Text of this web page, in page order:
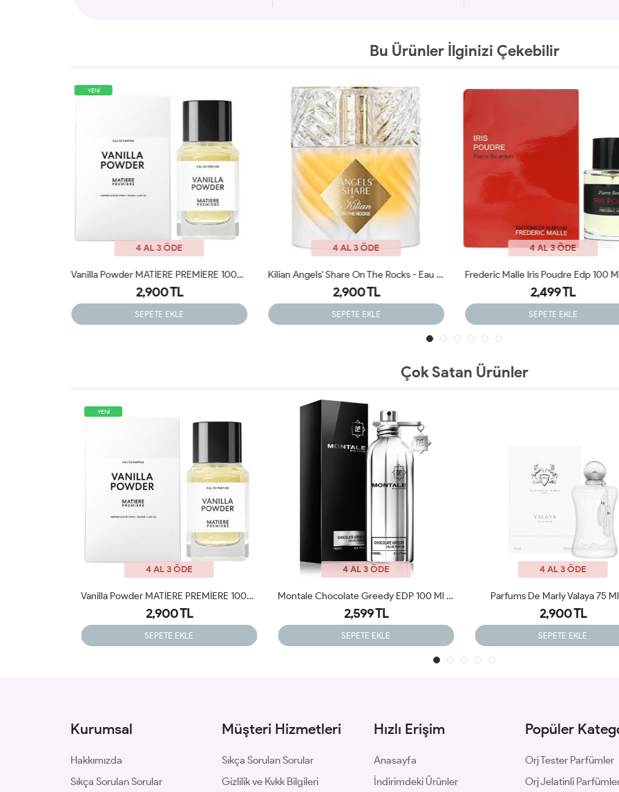
Bu Ürünler İlginizi Çekebilir
4 AL 3 ÖDE
2,900 TL
SEPETE EKLE
4 AL 3 ÖDE
Frederic Malle Iris Poudre Edp 100 Ml ARC
2,499 TL
SEPETE EKLE
4 AL 3 ÖDE
8,000 TL 2,900 TL
SEPETE EKLE
Çok Satan Ürünler
4 AL 3 ÖDE
Montale Chocolate Greedy EDP 100 Ml Unisex Parfüm JLT
2,599 TL
SEPETE EKLE
4 AL 3 ÖDE
Parfums De Marly Valaya 75 Ml JLT
2,900 TL
SEPETE EKLE
4 AL 3 ÖDE
2,900 TL
SEPETE EKLE
Kurumsal
Hakkımızda
Sıkça Sorulan Sorular
Müşteri Hizmetleri
Sıkça Sorulan Sorular
Gizlilik ve Kvkk Bilgileri
Hızlı Erişim
Anasayfa
İndirimdeki Ürünler
Popüler
Orj Tester Parfümler
Orj Jelatinli